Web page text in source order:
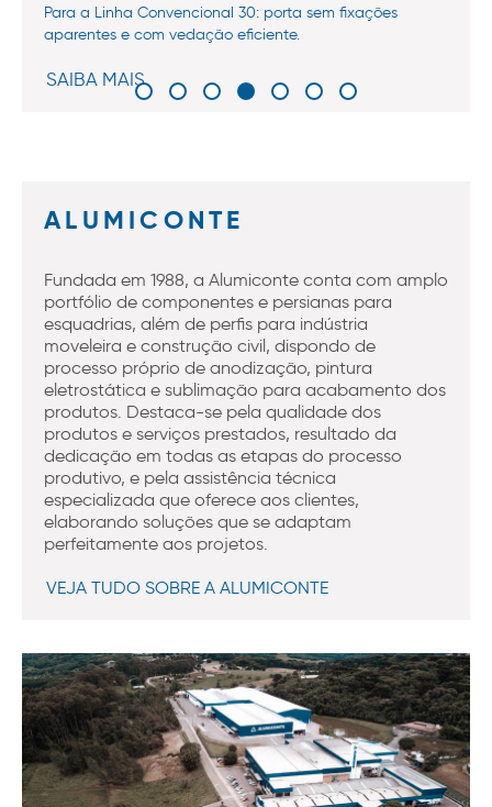
Para a Linha Convencional 30: porta sem fixações
aparentes e com vedação eficiente.
SAIBA MAIS
ALUMICONTE
Fundada em 1988, a Alumiconte conta com amplo
portfólio de componentes e persianas para
esquadrias, além de perfis para indústria
moveleira e construção civil, dispondo de
processo próprio de anodização, pintura
eletrostática e sublimação para acabamento dos
produtos. Destaca-se pela qualidade dos
produtos e serviços prestados, resultado da
dedicação em todas as etapas do processo
produtivo, e pela assistência técnica
especializada que oferece aos clientes,
elaborando soluções que se adaptam
perfeitamente aos projetos.
VEJA TUDO SOBRE A ALUMICONTE